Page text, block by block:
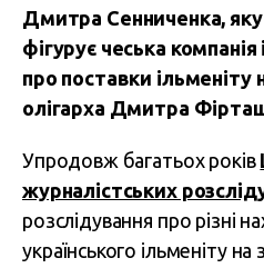
Дмитра Сенниченка,
фігурує чеська
про поставки
олігарха Дмитра
Упродовж багатьох років
журналістських
розслідування про різні
українського ільменіту